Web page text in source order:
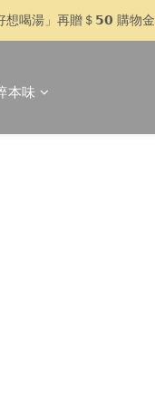
館 $𝟴𝟴𝟴 全家超取免運
想喝湯」再贈＄𝟱𝟬 購物金
本味